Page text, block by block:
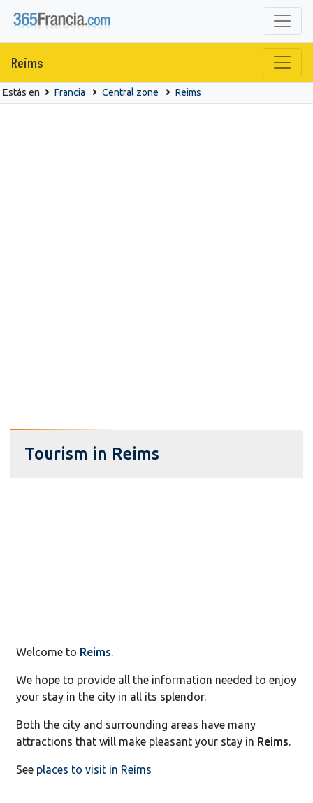
Reims
Estás en Francia Central zone Reims
Tourism in Reims
Welcome to Reims.
We hope to provide all the information needed to enjoy
your stay in the city in all its splendor.
Both the city and surrounding areas have many
attractions that will make pleasant your stay in Reims.
See places to visit in Reims